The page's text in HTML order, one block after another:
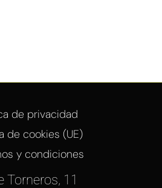
Torneros, 11
de privacidad
de cookies (UE)
y condiciones